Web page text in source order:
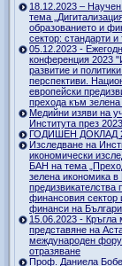
18.12.2023 –
тема
образованието и
сектор: стандарти и
05.12.2023 -
конференция 2023
развитие и
перспективи.
европейски
прехода към
Медийни изяви на
Института през 2023
ГОДИШЕН ДОКЛАД
Изследване на
икономически
БАН на тема
зелена икономика
предизвикателства
финансовия сектор
финанси на
15.06.2023 - Кръгла
представяне на
международен
отразяване
Проф. Даниела